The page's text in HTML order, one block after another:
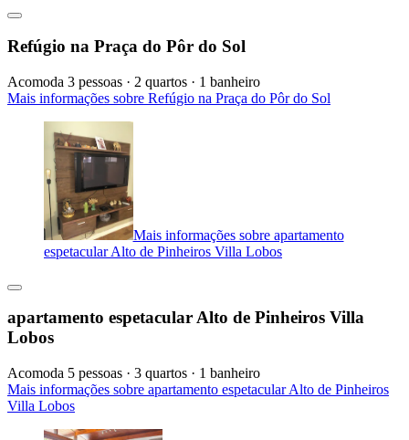
Refúgio na Praça do Pôr do Sol
Acomoda 3 pessoas · 2 quartos · 1 banheiro
Mais informações sobre Refúgio na Praça do Pôr do Sol
Mais informações sobre apartamento
espetacular Alto de Pinheiros Villa Lobos
apartamento espetacular Alto de Pinheiros Villa
Lobos
Acomoda 5 pessoas · 3 quartos · 1 banheiro
Mais informações sobre apartamento espetacular Alto de Pinheiros
Villa Lobos